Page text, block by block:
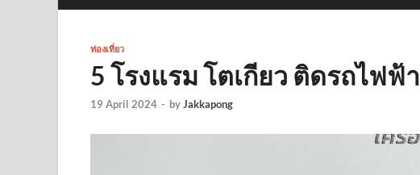
ท่องเที่ยว
5 โรงแรม โตเกียว ติดรถไฟฟ้า
19 April 2024 - byJakkapong